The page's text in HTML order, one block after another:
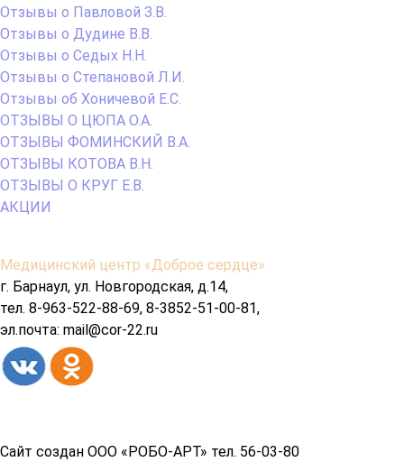
Отзывы о Павловой З.В.
Отзывы о Дудине В.В.
Отзывы о Седых Н.Н.
Отзывы о Степановой Л.И.
Отзывы об Хоничевой Е.С.
ОТЗЫВЫ О ЦЮПА О.А.
ОТЗЫВЫ ФОМИНСКИЙ В.А.
ОТЗЫВЫ КОТОВА В.Н.
ОТЗЫВЫ О КРУГ Е.В.
АКЦИИ
Содержимое
подвала
Медицинский центр «Доброе сердце»
г. Барнаул, ул. Новгородская, д.14,
тел. 8-963-522-88-69, 8-3852-51-00-81,
эл.почта: mail@cor-22.ru
Сайт создан ООО «РОБО-АРТ» тел. 56-03-80